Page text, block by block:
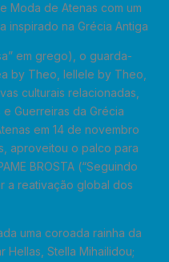
Moda de Atenas com um
inspirado na Grécia Antiga
em grego), o guarda-
by Theo, Iellele by Theo,
culturais relacionadas,
Guerreiras da Grécia
em 14 de novembro
aproveitou o palco para
BROSTA (“Seguindo
a reativação global dos
uma coroada rainha da
Hellas, Stella Mihailidou;